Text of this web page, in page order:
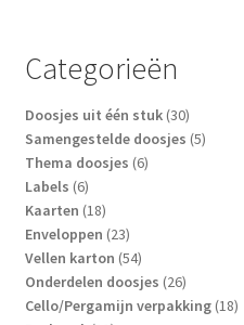
Categorieën
Doosjes uit één stuk 3030
producten
Samengestelde doosjes 55
Thema doosjes 66
Labels 66
producten
Kaarten 1818
producten
Enveloppen 2323
producten
Vellen karton 5454
producten
Onderdelen doosjes 2626
producten
Cello/Pergamijn verpakking 1818